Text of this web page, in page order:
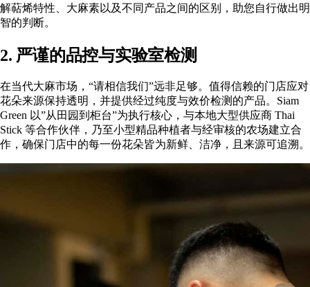
解萜烯特性、大麻素以及不同产品之间的区别，助您自行做出明
智的判断。
2. 严谨的品控与实验室检测
在当代大麻市场，“请相信我们”远非足够。值得信赖的门店应对
花朵来源保持透明，并提供经过纯度与效价检测的产品。Siam
Green 以”从田园到柜台”为执行核心，与本地大型供应商 Thai
Stick 等合作伙伴，乃至小型精品种植者与经审核的农场建立合
作，确保门店中的每一份花朵皆为新鲜、洁净，且来源可追溯。